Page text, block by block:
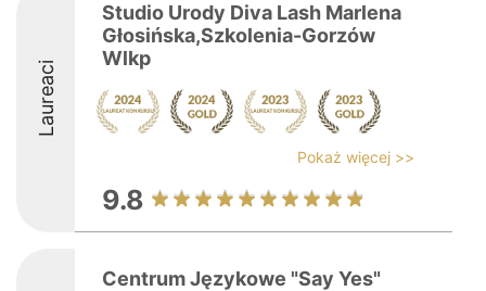
Laureaci
Studio Urody Diva Lash Marlena
Głosińska,Szkolenia-Gorzów
Wlkp
Pokaż więcej >>
9.8
Centrum Językowe "Say Yes"